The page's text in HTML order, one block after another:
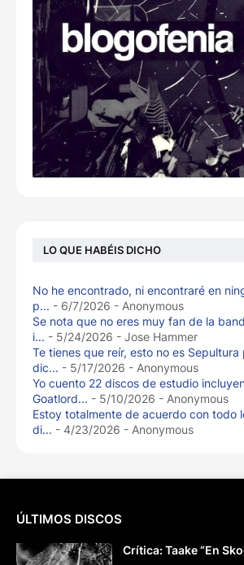
LO QUE HABÉIS DICHO
No he encontrado, ni encontraré en
p... - 6/7/2026 - Anonymous
Se nota que no eres muy fan de la
i... - 5/24/2026 - Jose Hammer
Te tienes que reír, esto no es Sepultura
dic... - 5/17/2026 - Anonymous
Yo cuento 22 discos de estudio
Goatlord... - 5/10/2026 - Anonymous
Estoy totalmente de acuerdo con todo
di... - 4/23/2026 - Anonymous
ÚLTIMOS DISCOS
Crítica: Taake “En